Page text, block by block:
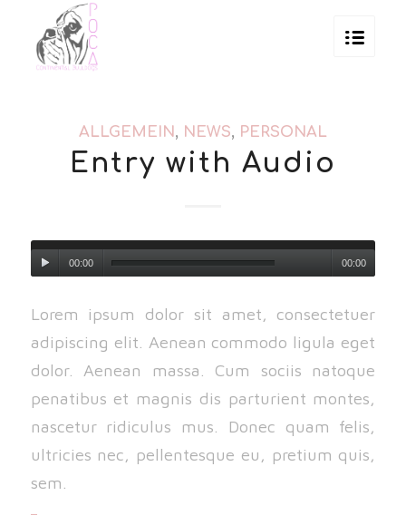
ALLGEMEIN , NEWS, PERSONAL
Entry with Audio
00:00 00:00
Lorem ipsum dolor sit amet, consectetuer
adipiscing elit. Aenean commodo ligula eget
dolor. Aenean massa. Cum sociis natoque
penatibus et magnis dis parturient montes,
nascetur ridiculus mus. Donec quam felis,
ultricies nec, pellentesque eu, pretium quis,
sem.